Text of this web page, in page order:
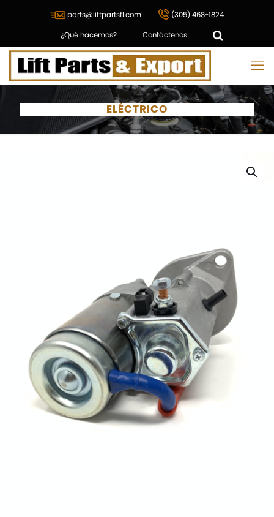
parts@liftpartsfl.com (305) 468-1824
¿Qué hacemos? Contáctenos
ELÉCTRICO